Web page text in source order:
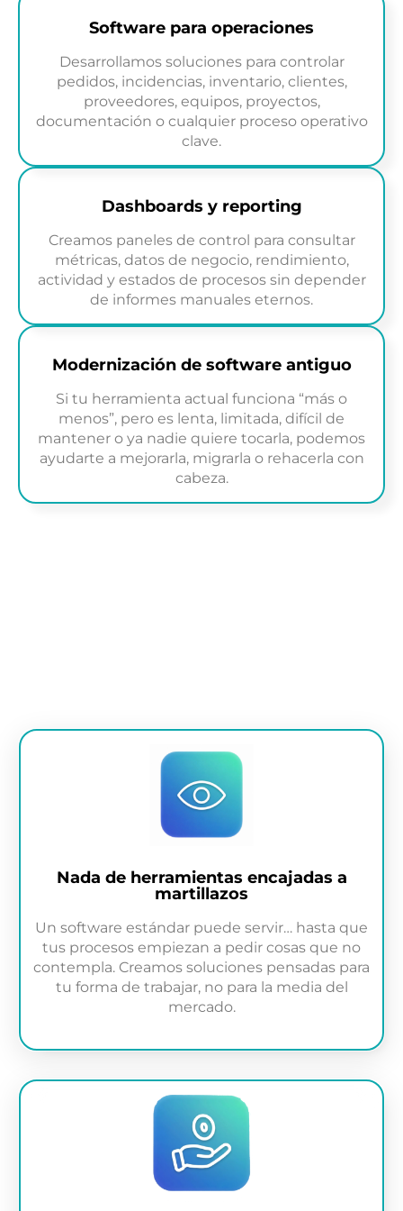
Software para operaciones
Desarrollamos soluciones para controlar
pedidos, incidencias, inventario, clientes,
proveedores, equipos, proyectos,
documentación o cualquier proceso operativo
clave.
Dashboards y reporting
Creamos paneles de control para consultar
métricas, datos de negocio, rendimiento,
actividad y estados de procesos sin depender
de informes manuales eternos.
Modernización de software antiguo
Si tu herramienta actual funciona “más o
menos”, pero es lenta, limitada, difícil de
mantener o ya nadie quiere tocarla, podemos
ayudarte a mejorarla, migrarla o rehacerla con
cabeza.
Nada de herramientas encajadas a
martillazos
Un software estándar puede servir… hasta que
tus procesos empiezan a pedir cosas que no
contempla. Creamos soluciones pensadas para
tu forma de trabajar, no para la media del
mercado.